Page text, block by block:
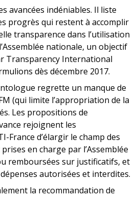
avancées indéniables. Il liste
progrès qui restent à accomplir
transparence dans l’utilisation
nationale, un objectif
Transparency International
dès décembre 2017.
regrette un manque de
(qui limite l’appropriation de la
Les propositions de
rejoignent les
France d’élargir le champ des
en charge par l’Assemblée
remboursées sur justificatifs, et
autorisées et interdites.
la recommandation de